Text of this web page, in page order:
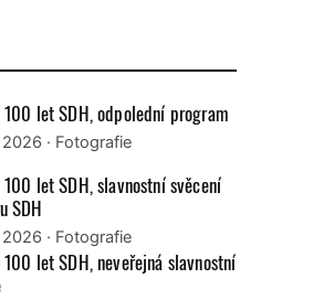
100 let SDH, odpolední program
· Fotografie
let SDH, slavnostní svěcení
SDH
· Fotografie
let SDH, neveřejná slavnostní